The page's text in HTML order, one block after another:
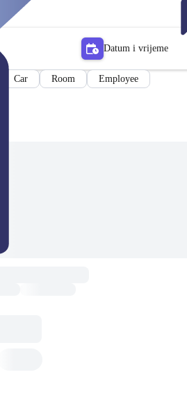
Datum i vrijeme
Car Room Employee